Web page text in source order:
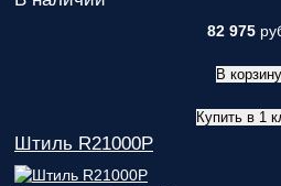
82 975
В корзину
Купить в 1
Штиль R21000P